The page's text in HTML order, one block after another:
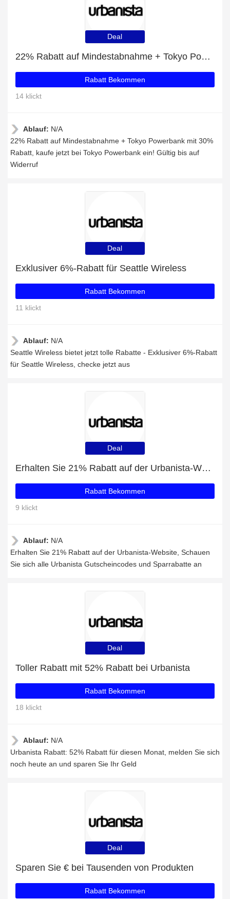
Deal
22% Rabatt auf Mindestabnahme + Tokyo Powerbank mit 30% Rabatt
Rabatt Bekommen
14 klickt
Ablauf: N/A
22% Rabatt auf Mindestabnahme + Tokyo Powerbank mit 30%
Rabatt, kaufe jetzt bei Tokyo Powerbank ein! Gültig bis auf
Widerruf
Deal
Exklusiver 6%-Rabatt für Seattle Wireless
Rabatt Bekommen
11 klickt
Ablauf: N/A
Seattle Wireless bietet jetzt tolle Rabatte - Exklusiver 6%-Rabatt
für Seattle Wireless, checke jetzt aus
Deal
Erhalten Sie 21% Rabatt auf der Urbanista-Website
Rabatt Bekommen
9 klickt
Ablauf: N/A
Erhalten Sie 21% Rabatt auf der Urbanista-Website, Schauen
Sie sich alle Urbanista Gutscheincodes und Sparrabatte an
Deal
Toller Rabatt mit 52% Rabatt bei Urbanista
Rabatt Bekommen
18 klickt
Ablauf: N/A
Urbanista Rabatt: 52% Rabatt für diesen Monat, melden Sie sich
noch heute an und sparen Sie Ihr Geld
Deal
Sparen Sie € bei Tausenden von Produkten
Rabatt Bekommen